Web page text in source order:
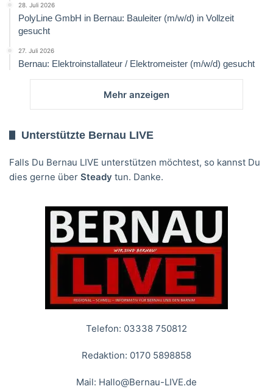
28. Juli 2026
PolyLine GmbH in Bernau: Bauleiter (m/w/d) in Vollzeit
gesucht
27. Juli 2026
Bernau: Elektroinstallateur / Elektromeister (m/w/d) gesucht
Mehr anzeigen
Unterstützte Bernau LIVE
Falls Du Bernau LIVE unterstützen möchtest, so kannst Du
dies gerne über Steady tun. Danke.
Telefon: 03338 750812
Redaktion: 0170 5898858
Mail: Hallo@Bernau-LIVE.de